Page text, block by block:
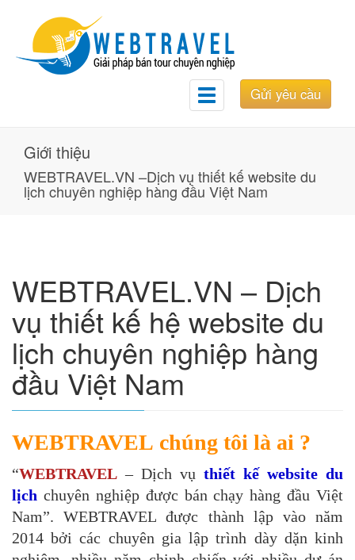
Gửi yêu cầu
Toggle
navigation
Giới thiệu
WEBTRAVEL.VN –Dịch vụ thiết kế website du
lịch chuyên nghiệp hàng đầu Việt Nam
WEBTRAVEL.VN – Dịch
vụ thiết kế hệ website du
lịch chuyên nghiệp hàng
đầu Việt Nam
WEBTRAVEL chúng tôi là ai ?
“WEBTRAVEL – Dịch vụ thiết kế website du
lịch chuyên nghiệp được bán chạy hàng đầu Việt
Nam”. WEBTRAVEL được thành lập vào năm
2014 bởi các chuyên gia lập trình dày dặn kinh